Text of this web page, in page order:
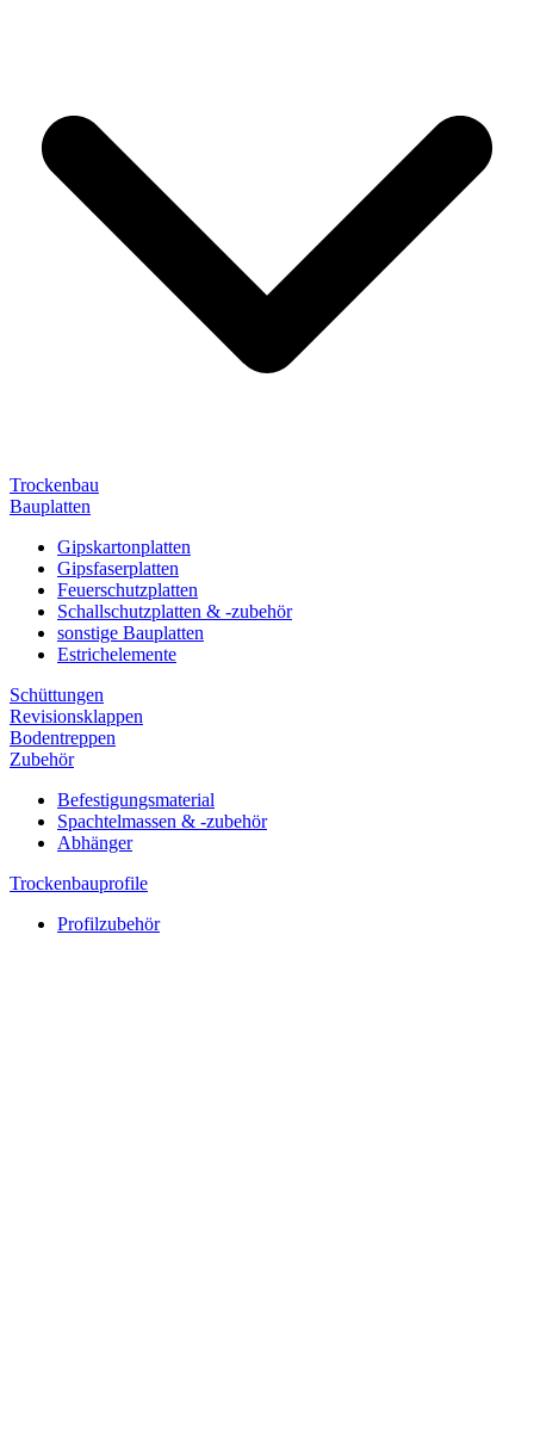
Trockenbau
Bauplatten
Gipskartonplatten
Gipsfaserplatten
Feuerschutzplatten
Schallschutzplatten & -zubehör
sonstige Bauplatten
Estrichelemente
Schüttungen
Revisionsklappen
Bodentreppen
Zubehör
Befestigungsmaterial
Spachtelmassen & -zubehör
Abhänger
Trockenbauprofile
Profilzubehör